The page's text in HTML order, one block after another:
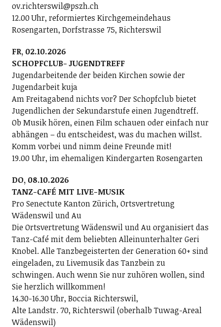
ov.richterswil@pszh.ch
12.00 Uhr, reformiertes Kirchgemeindehaus
Rosengarten, Dorfstrasse 75, Richterswil
FR, 02.10.2026
SCHOPFCLUB- JUGENDTREFF
Jugendarbeitende der beiden Kirchen sowie der
Jugendarbeit kuja
Am Freitagabend nichts vor? Der Schopfclub bietet
Jugendlichen der Sekundarstufe einen Jugendtreff.
Ob Musik hören, einen Film schauen oder einfach nur
abhängen – du entscheidest, was du machen willst.
Komm vorbei und nimm deine Freunde mit!
19.00 Uhr, im ehemaligen Kindergarten Rosengarten
DO, 08.10.2026
TANZ-CAFÉ MIT LIVE-MUSIK
Pro Senectute Kanton Zürich, Ortsvertretung
Wädenswil und Au
Die Ortsvertretung Wädenswil und Au organisiert das
Tanz-Café mit dem beliebten Alleinunterhalter Geri
Knobel. Alle Tanzbegeisterten der Generation 60+ sind
eingeladen, zu Livemusik das Tanzbein zu
schwingen. Auch wenn Sie nur zuhören wollen, sind
Sie herzlich willkommen!
14.30-16.30 Uhr, Boccia Richterswil,
Alte Landstr. 70, Richterswil (oberhalb Tuwag-Areal
Wädenswil)